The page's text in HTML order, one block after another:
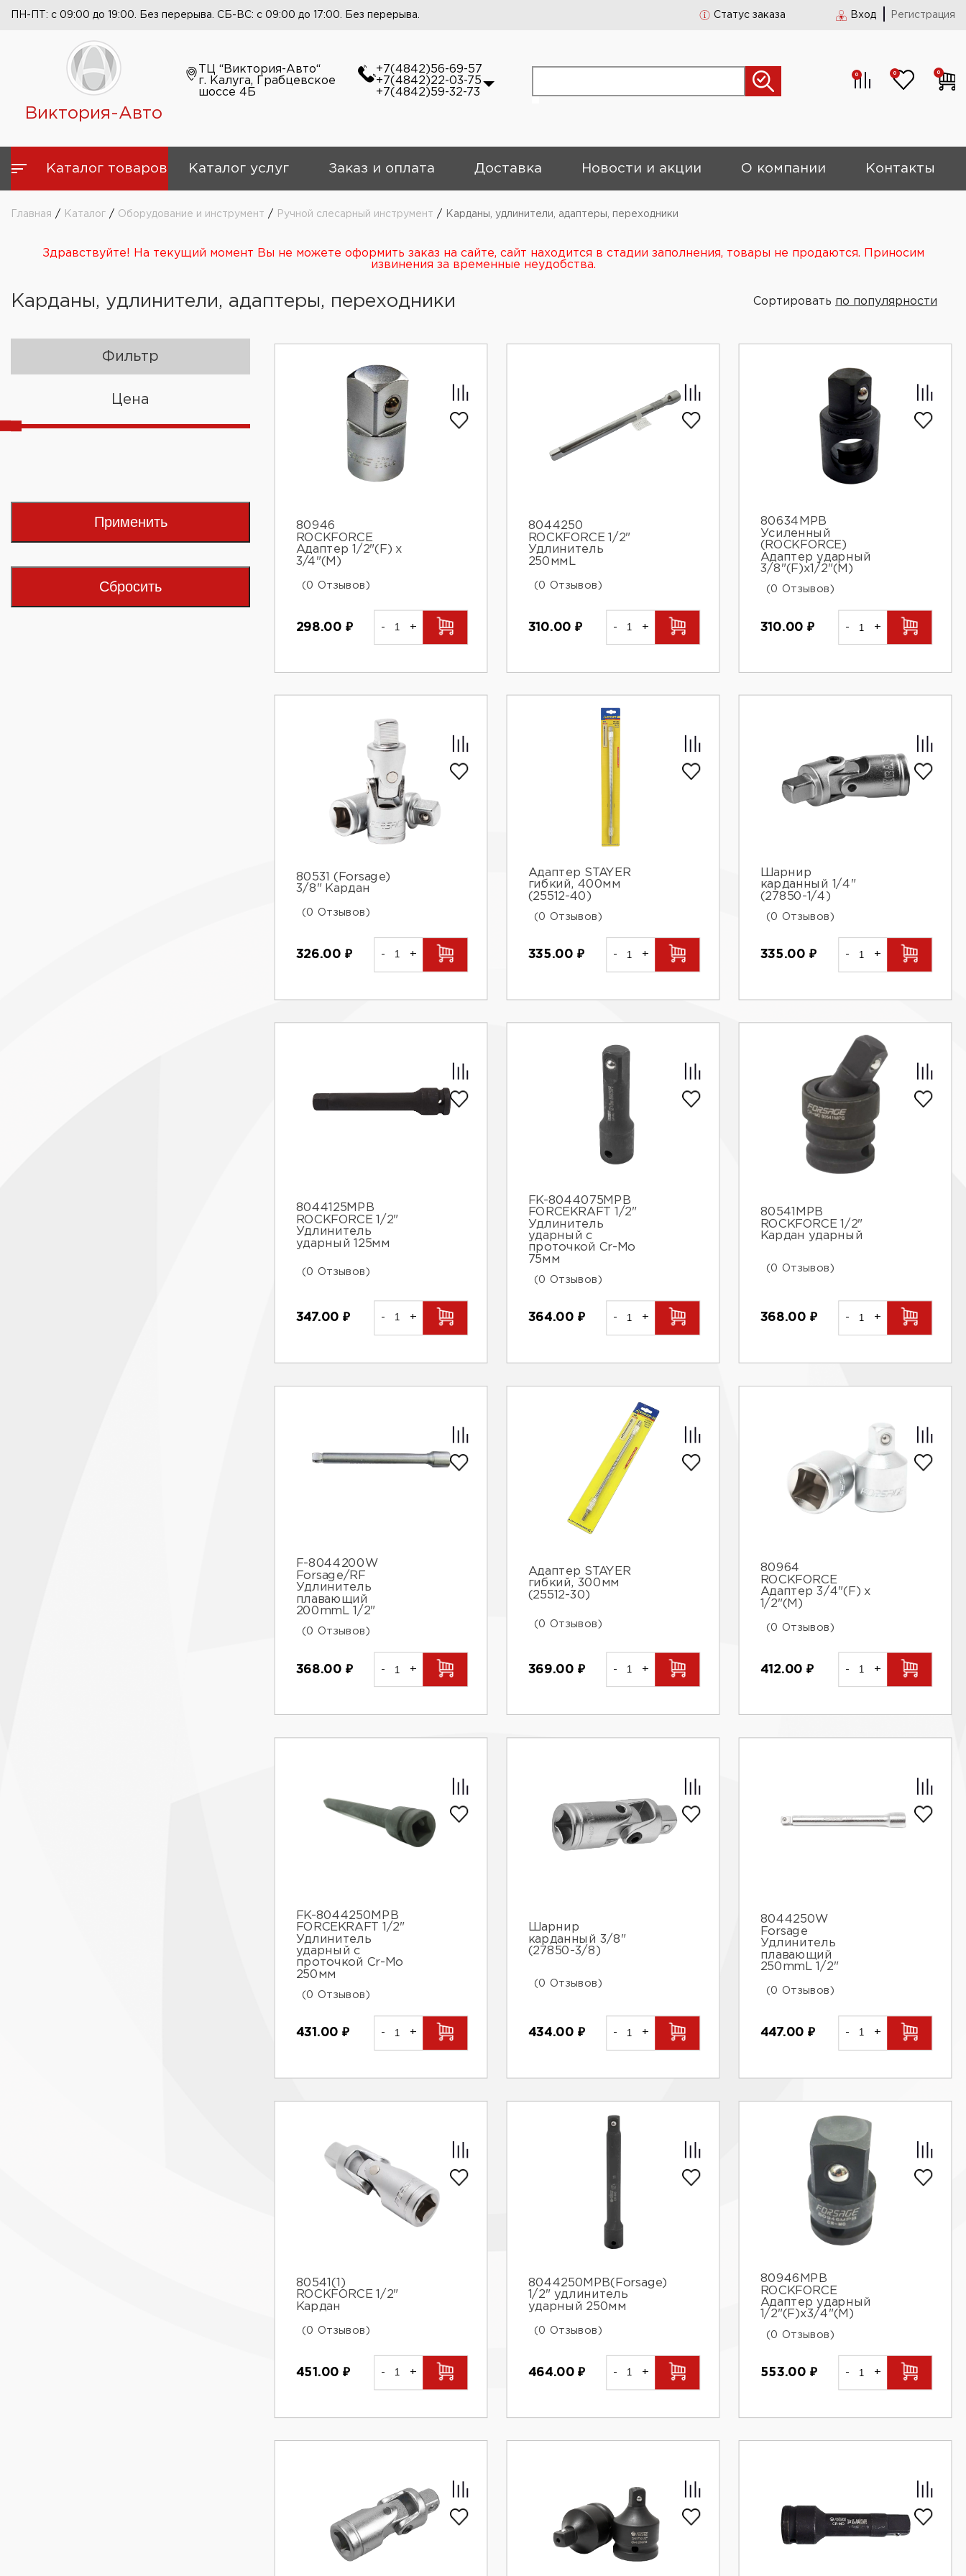
ПН-ПТ: с 09:00 до 19:00. Без перерыва. СБ-ВС: с 09:00 до 17:00. Без перерыва. Статус заказа Вход Регистрация
Виктория-Авто
ТЦ “Виктория-Авто“
г. Калуга, Грабцевское
шоссе 4Б
+7(4842)56-69-57
+7(4842)22-03-75
+7(4842)59-32-73
0 0 0
Каталог товаров Каталог услуг Заказ и оплата Доставка Новости и акции О компании Контакты
Главная / Каталог / Оборудование и инструмент / Ручной слесарный инструмент / Карданы, удлинители, адаптеры, переходники
Здравствуйте! На текущий момент Вы не можете оформить заказ на сайте, сайт находится в стадии заполнения, товары не продаются. Приносим
извинения за временные неудобства.
Карданы, удлинители, адаптеры, переходники Сортировать по популярности
Фильтр
Цена
Применить
Сбросить
80946
ROCKFORCE
Адаптер 1/2"(F) x
3/4"(M)
(0 Отзывов)
298.00 ₽ - +
8044250
ROCKFORCE 1/2"
Удлинитель
250ммL
(0 Отзывов)
310.00 ₽ - +
80634MPB
Усиленный
(ROCKFORCE)
Адаптер ударный
3/8"(F)x1/2"(M)
(0 Отзывов)
310.00 ₽ - +
80531 (Forsage)
3/8" Кардан
(0 Отзывов)
326.00 ₽ - +
Адаптер STAYER
гибкий, 400мм
(25512-40)
(0 Отзывов)
335.00 ₽ - +
Шарнир
карданный 1/4"
(27850-1/4)
(0 Отзывов)
335.00 ₽ - +
8044125МРВ
ROCKFORCE 1/2"
Удлинитель
ударный 125мм
(0 Отзывов)
347.00 ₽ - +
FK-8044075MPB
FORCEKRAFT 1/2"
Удлинитель
ударный с
проточкой Cr-Mo
75мм
(0 Отзывов)
364.00 ₽ - +
80541MPB
ROCKFORCE 1/2"
Кардан ударный
(0 Отзывов)
368.00 ₽ - +
F-8044200W
Forsage/RF
Удлинитель
плавающий
200mmL 1/2"
(0 Отзывов)
368.00 ₽ - +
Адаптер STAYER
гибкий, 300мм
(25512-30)
(0 Отзывов)
369.00 ₽ - +
80964
ROCKFORCE
Адаптер 3/4"(F) x
1/2"(M)
(0 Отзывов)
412.00 ₽ - +
FK-8044250MPB
FORCEKRAFT 1/2"
Удлинитель
ударный с
проточкой Cr-Mo
250мм
(0 Отзывов)
431.00 ₽ - +
Шарнир
карданный 3/8"
(27850-3/8)
(0 Отзывов)
434.00 ₽ - +
8044250W
Forsage
Удлинитель
плавающий
250mmL 1/2"
(0 Отзывов)
447.00 ₽ - +
80541(1)
ROCKFORCE 1/2"
Кардан
(0 Отзывов)
451.00 ₽ - +
8044250MPB(Forsage)
1/2" удлинитель
ударный 250мм
(0 Отзывов)
464.00₽ - +
80946MPB
ROCKFORCE
Адаптер ударный
1/2"(F)х3/4"(M)
(0 Отзывов)
553.00 ₽ - +